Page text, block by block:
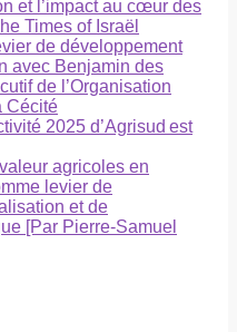
et l’impact au cœur des
Times of Israël
de développement
avec Benjamin des
de l’Organisation
Cécité
2025 d’Agrisud est
agricoles en
levier de
et de
[Par Pierre-Samuel